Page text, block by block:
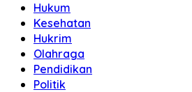
Hukum
Kesehatan
Hukrim
Olahraga
Pendidikan
Politik